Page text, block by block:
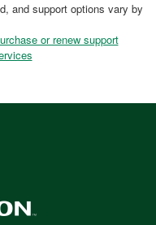
and support options vary by
or renew support